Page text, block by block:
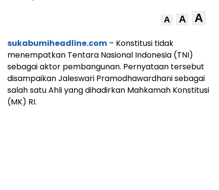
A A A
sukabumiheadline.com – Konstitusi tidak
menempatkan Tentara Nasional Indonesia (TNI)
sebagai aktor pembangunan. Pernyataan tersebut
disampaikan Jaleswari Pramodhawardhani sebagai
salah satu Ahli yang dihadirkan Mahkamah Konstitusi
(MK) RI.